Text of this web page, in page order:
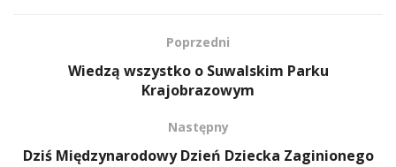
Poprzedni
Wiedzą wszystko o Suwalskim Parku
Krajobrazowym
Następny
Dziś Międzynarodowy Dzień Dziecka Zaginionego